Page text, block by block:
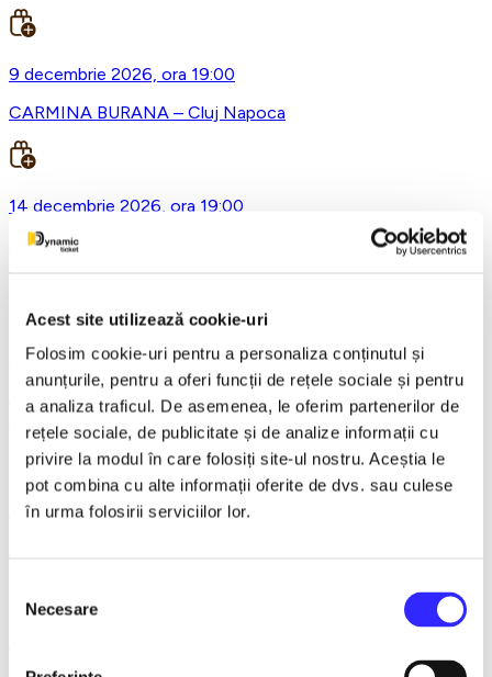
Acest site utilizează cookie-uri
Folosim cookie-uri pentru a personaliza conținutul și
anunțurile, pentru a oferi funcții de rețele sociale și pentru
a analiza traficul. De asemenea, le oferim partenerilor de
rețele sociale, de publicitate și de analize informații cu
privire la modul în care folosiți site-ul nostru. Aceștia le
pot combina cu alte informații oferite de dvs. sau culese
în urma folosirii serviciilor lor.
consimțământului
Necesare
9 decembrie 2026, ora 19:00
CARMINA BURANA – Cluj Napoca
14 decembrie 2026, ora 19:00
Asta-i ce-am avut de zis..- Horațiu Malaele & Nicu Alifantis -
21 decembrie 2026, ora 20:00
REGAL VIENEZ – CONCERT EXTRAORDINAR DE
CRACIUN - Bacau
18 ianuarie 2027, ora 19:00